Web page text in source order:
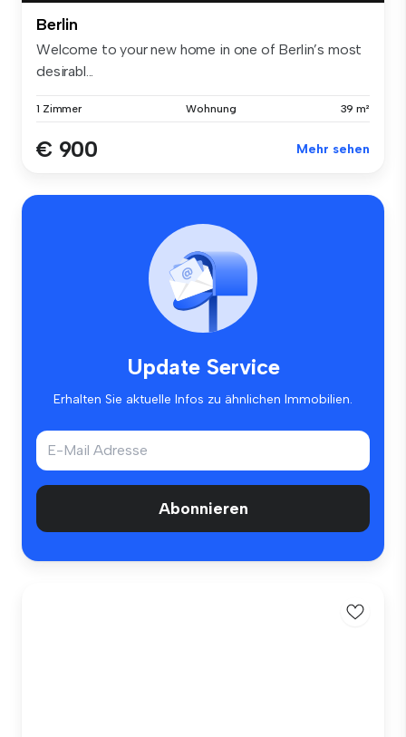
Berlin
Welcome to your new home in one of Berlin’s most
desirabl...
1 Zimmer Wohnung 39 m²
€ 900 Mehr sehen
Update Service
Erhalten Sie aktuelle Infos zu ähnlichen Immobilien.
Abonnieren